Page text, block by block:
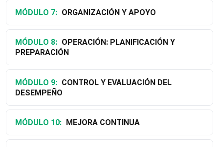
MÓDULO 7: ORGANIZACIÓN Y APOYO
MÓDULO 8:
PREPARACIÓN
MÓDULO 9:
DESEMPEÑO
MÓDULO 10: MEJORA CONTINUA